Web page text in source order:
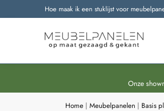
Hoe maak ik een stuklijst voor
Onze nieuwste producten
Onze
Home |Meubelpanelen | Basis